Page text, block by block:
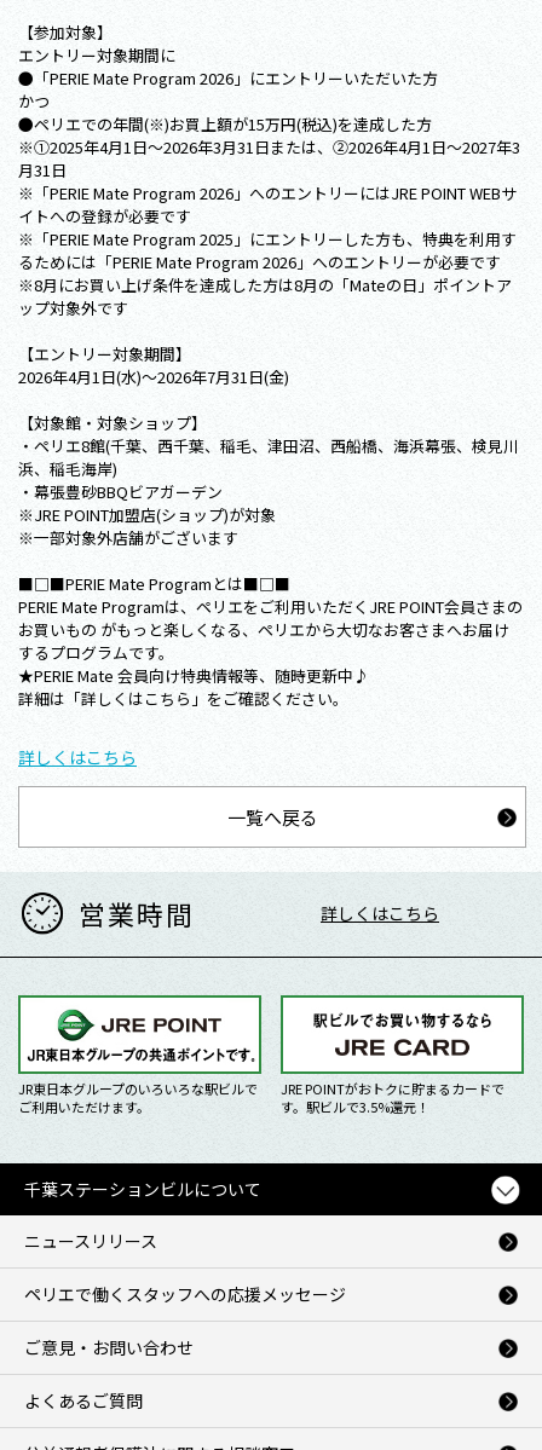
【参加対象】
エントリー対象期間に
●「PERIE Mate Program 2026」にエントリーいただいた方
かつ
●ペリエでの年間(※)お買上額が15万円(税込)を達成した方
※①2025年4月1日～2026年3月31日または、②2026年4月1日～2027年3
月31日
※「PERIE Mate Program 2026」へのエントリーにはJRE POINT WEBサ
イトへの登録が必要です
※「PERIE Mate Program 2025」にエントリーした方も、特典を利用す
るためには「PERIE Mate Program 2026」へのエントリーが必要です
※8月にお買い上げ条件を達成した方は8月の「Mateの日」ポイントア
ップ対象外です
【エントリー対象期間】
2026年4月1日(水)～2026年7月31日(金)
【対象館・対象ショップ】
・ペリエ8館(千葉、西千葉、稲毛、津田沼、西船橋、海浜幕張、検見川
浜、稲毛海岸)
・幕張豊砂BBQビアガーデン
※JRE POINT加盟店(ショップ)が対象
※一部対象外店舗がございます
■□■PERIE Mate Programとは■□■
PERIE Mate Programは、ペリエをご利用いただくJRE POINT会員さまの
お買いもの がもっと楽しくなる、ペリエから大切なお客さまへお届け
するプログラムです。
★PERIE Mate 会員向け特典情報等、随時更新中♪
詳細は「詳しくはこちら」をご確認ください。
詳しくはこちら
一覧へ戻る
営業時間 詳しくはこちら
JR東日本グループのいろいろな駅ビルで
ご利用いただけます。
JRE POINTがおトクに貯まるカードで
す。駅ビルで3.5%還元！
千葉ステーションビルについて
ニュースリリース
ペリエで働くスタッフへの応援メッセージ
ご意見・お問い合わせ
よくあるご質問